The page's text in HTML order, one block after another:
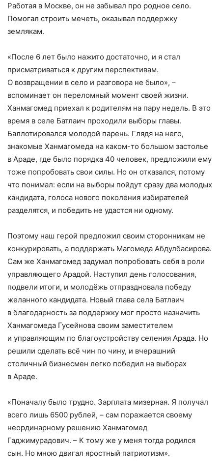
Работая в Москве, он не забывал про родное село.
Помогал строить мечеть, оказывал поддержку
землякам.
«После 6 лет было нажито достаточно, и я стал
присматриваться к другим перспективам.
О возвращении в село и разговора не было», –
вспоминает он переломный момент своей жизни.
Ханмагомед приехал к родителям на пару недель. В это
время в селе Батлаич проходили выборы главы.
Баллотировался молодой парень. Глядя на него,
знакомые Ханмагомеда на каком-то большом застолье
в Араде, где было порядка 40 человек, предложили ему
тоже попробовать свои силы. Но он отказался, потому
что понимал: если на выборы пойдут сразу два молодых
кандидата, голоса нового поколения избирателей
разделятся, и победить не удастся ни одному.
Поэтому наш герой предложил своим сторонникам не
конкурировать, а поддержать Магомеда Абдулбасирова.
Сам же Ханмагомед задумал попробовать себя в роли
управляющего Арадой. Наступил день голосования,
подвели итоги, и молодёжь отпраздновала победу
желанного кандидата. Новый глава села Батлаич
в благодарность за поддержку мог просто назначить
Ханмагомеда Гусейнова своим заместителем
и управляющим по благоустройству селения Арада. Но
решили сделать всё чин по чину, и вчерашний
столичный бизнесмен легко победил на выборах
в Араде.
«Поначалу было трудно. Зарплата мизерная. Я получал
всего лишь 6500 рублей, – сам поражается своему
неординарному решению Ханмагомед
Гаджимурадович. – К тому же у меня тогда родился
сын. Но мною двигал яростный патриотизм».